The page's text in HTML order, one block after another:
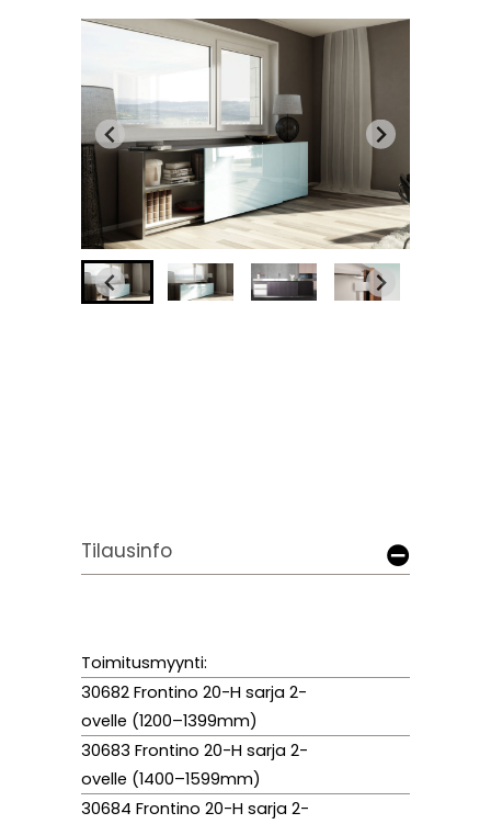
Tilausinfo
Toimitusmyynti:
30682 Frontino 20-H sarja 2-
ovelle (1200–1399mm)
30683 Frontino 20-H sarja 2-
ovelle (1400–1599mm)
30684 Frontino 20-H sarja 2-